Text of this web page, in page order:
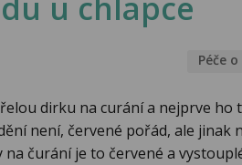
u chlapce
Péče
dirku na curání a nejprve ho
není, červené pořád, ale jinak
čurání je to červené a